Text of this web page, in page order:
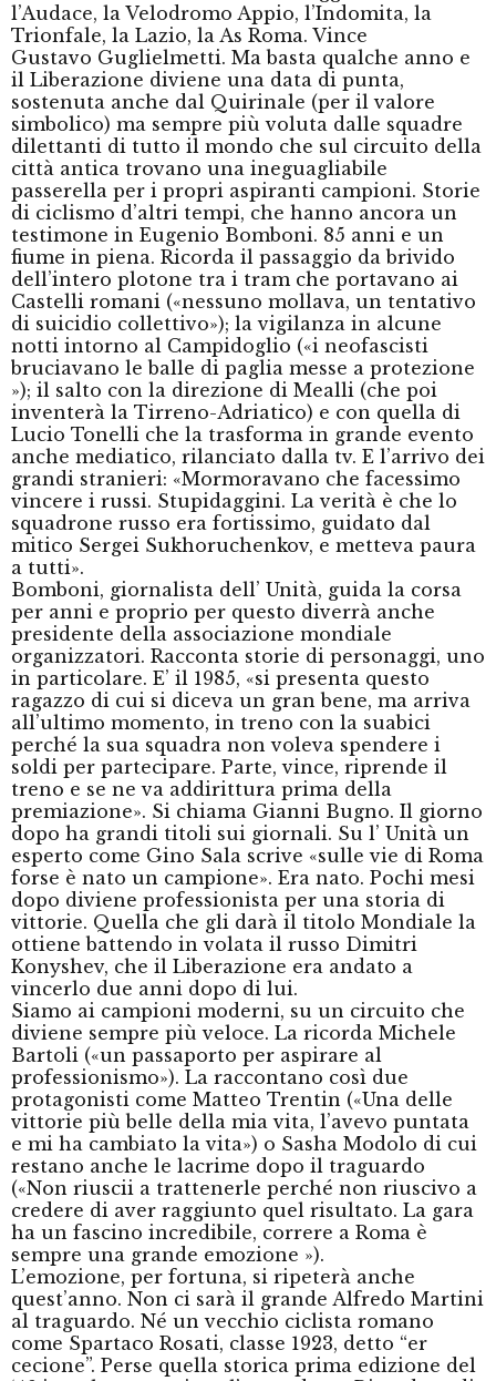
l’Audace, la Velodromo Appio, l’Indomita, la
Trionfale, la Lazio, la As Roma. Vince
Gustavo Guglielmetti. Ma basta qualche anno e
il Liberazione diviene una data di punta,
sostenuta anche dal Quirinale (per il valore
simbolico) ma sempre più voluta dalle squadre
dilettanti di tutto il mondo che sul circuito della
città antica trovano una ineguagliabile
passerella per i propri aspiranti campioni. Storie
di ciclismo d’altri tempi, che hanno ancora un
testimone in Eugenio Bomboni. 85 anni e un
fiume in piena. Ricorda il passaggio da brivido
dell’intero plotone tra i tram che portavano ai
Castelli romani («nessuno mollava, un tentativo
di suicidio collettivo»); la vigilanza in alcune
notti intorno al Campidoglio («i neofascisti
bruciavano le balle di paglia messe a protezione
»); il salto con la direzione di Mealli (che poi
inventerà la Tirreno-Adriatico) e con quella di
Lucio Tonelli che la trasforma in grande evento
anche mediatico, rilanciato dalla tv. E l’arrivo dei
grandi stranieri: «Mormoravano che facessimo
vincere i russi. Stupidaggini. La verità è che lo
squadrone russo era fortissimo, guidato dal
mitico Sergei Sukhoruchenkov, e metteva paura
a tutti».
Bomboni, giornalista dell’ Unità, guida la corsa
per anni e proprio per questo diverrà anche
presidente della associazione mondiale
organizzatori. Racconta storie di personaggi, uno
in particolare. E’ il 1985, «si presenta questo
ragazzo di cui si diceva un gran bene, ma arriva
all’ultimo momento, in treno con la suabici
perché la sua squadra non voleva spendere i
soldi per partecipare. Parte, vince, riprende il
treno e se ne va addirittura prima della
premiazione». Si chiama Gianni Bugno. Il giorno
dopo ha grandi titoli sui giornali. Su l’ Unità un
esperto come Gino Sala scrive «sulle vie di Roma
forse è nato un campione». Era nato. Pochi mesi
dopo diviene professionista per una storia di
vittorie. Quella che gli darà il titolo Mondiale la
ottiene battendo in volata il russo Dimitri
Konyshev, che il Liberazione era andato a
vincerlo due anni dopo di lui.
Siamo ai campioni moderni, su un circuito che
diviene sempre più veloce. La ricorda Michele
Bartoli («un passaporto per aspirare al
professionismo»). La raccontano così due
protagonisti come Matteo Trentin («Una delle
vittorie più belle della mia vita, l’avevo puntata
e mi ha cambiato la vita») o Sasha Modolo di cui
restano anche le lacrime dopo il traguardo
(«Non riuscii a trattenerle perché non riuscivo a
credere di aver raggiunto quel risultato. La gara
ha un fascino incredibile, correre a Roma è
sempre una grande emozione »).
L’emozione, per fortuna, si ripeterà anche
quest’anno. Non ci sarà il grande Alfredo Martini
al traguardo. Né un vecchio ciclista romano
come Spartaco Rosati, classe 1923, detto “er
cecione”. Perse quella storica prima edizione del